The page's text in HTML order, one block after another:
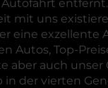
mit uns
eine exzellente
Autos, Top-
aber auch unser
in der vierten